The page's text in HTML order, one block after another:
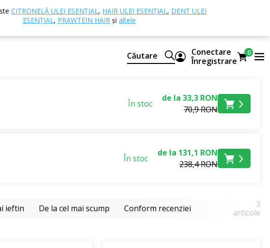
CITRONELĂ ULEI ESENȚIAL, HAIR ULEI ESENȚIAL, DENT ULEI
ESENȚIAL, PRAWTEIN HAIR și altele
Căutare
Conectare
Înregistrare
0
În stoc
de la 33,3 RON
70,9 RON
În stoc
de la 131,1 RON
238,4 RON
ieftin De la cel mai scump Conform recenziei
3
articole